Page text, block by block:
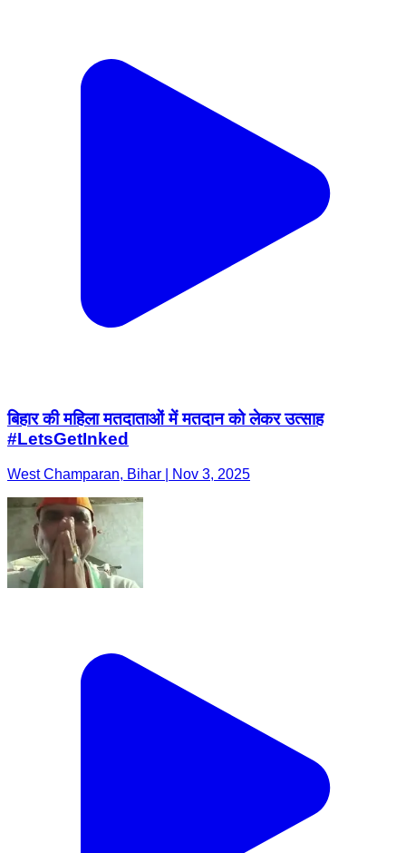
बिहार की महिला मतदाताओं में मतदान को लेकर उत्साह
#LetsGetInked
West Champaran, Bihar | Nov 3, 2025